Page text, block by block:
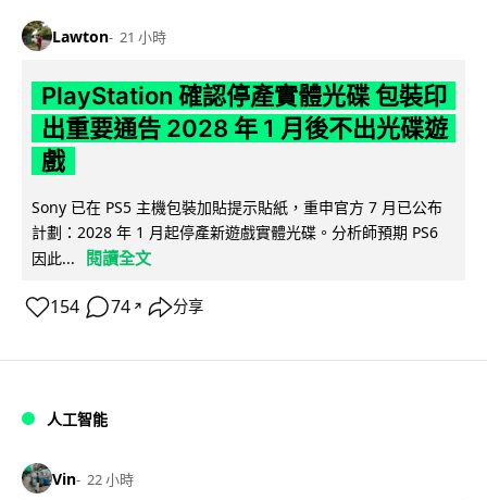
Lawton 21 小時
PlayStation 確認停產實體光碟 包裝印
出重要通告 2028 年 1 月後不出光碟遊
戲
Sony 已在 PS5 主機包裝加貼提示貼紙，重申官方 7 月已公布
計劃：2028 年 1 月起停產新遊戲實體光碟。分析師預期 PS6
因此...
閱讀全文
154 74 ↗ 分享
人工智能
Vin 22 小時